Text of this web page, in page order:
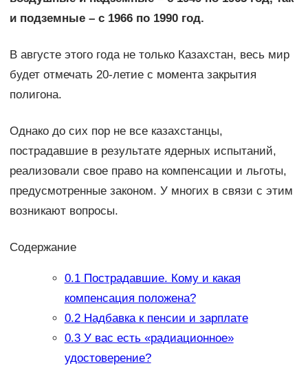
и подземные – с 1966 по 1990 год.
В августе этого года не только Казахстан, весь мир
будет отмечать 20-летие с момента закрытия
полигона.
Однако до сих пор не все казахстанцы,
пострадавшие в результате ядерных испытаний,
реализовали свое право на компенсации и льготы,
предусмотренные законом. У многих в связи с этим
возникают вопросы.
Содержание
0.1Пострадавшие. Кому и какая
компенсация положена?
0.2Надбавка к пенсии и зарплате
0.3У вас есть «радиационное»
удостоверение?